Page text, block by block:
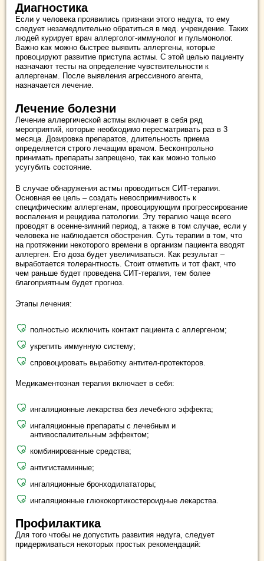
Диагностика
Если у человека проявились признаки этого недуга, то ему
следует незамедлительно обратиться в мед. учреждение. Таких
людей курирует врач аллерголог-иммунолог и пульмонолог.
Важно как можно быстрее выявить аллергены, которые
провоцируют развитие приступа астмы. С этой целью пациенту
назначают тесты на определение чувствительности к
аллергенам. После выявления агрессивного агента,
назначается лечение.
Лечение болезни
Лечение аллергической астмы включает в себя ряд
мероприятий, которые необходимо пересматривать раз в 3
месяца. Дозировка препаратов, длительность приема
определяется строго лечащим врачом. Бесконтрольно
принимать препараты запрещено, так как можно только
усугубить состояние.
В случае обнаружения астмы проводиться СИТ-терапия.
Основная ее цель – создать невосприимчивость к
специфическим аллергенам, провоцирующим прогрессирование
воспаления и рецидива патологии. Эту терапию чаще всего
проводят в осенне-зимний период, а также в том случае, если у
человека не наблюдается обострения. Суть терапии в том, что
на протяжении некоторого времени в организм пациента вводят
аллерген. Его доза будет увеличиваться. Как результат –
выработается толерантность. Стоит отметить и тот факт, что
чем раньше будет проведена СИТ-терапия, тем более
благоприятным будет прогноз.
Этапы лечения:
полностью исключить контакт пациента с аллергеном;
укрепить иммунную систему;
спровоцировать выработку антител-протекторов.
Медикаментозная терапия включает в себя:
ингаляционные лекарства без лечебного эффекта;
ингаляционные препараты с лечебным и
антивоспалительным эффектом;
комбинированные средства;
антигистаминные;
ингаляционные бронходилататоры;
ингаляционные глюкокортикостероидные лекарства.
Профилактика
Для того чтобы не допустить развития недуга, следует
придерживаться некоторых простых рекомендаций: